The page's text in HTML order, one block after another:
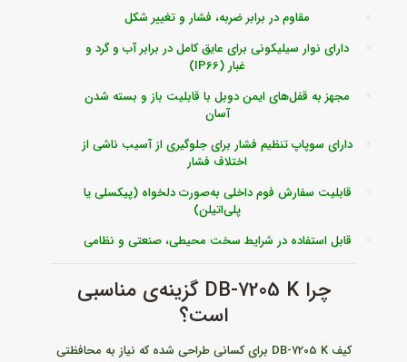
مقاوم در برابر ضربه، فشار و تغییر شکل
دارای نوار سیلیکونی برای عایق کامل در برابر آب و گرد و
غبار (IP66)
مجهز به قفل‌های ایمن دوبل با قابلیت باز و بسته شدن
آسان
دارای سوپاپ تنظیم فشار برای جلوگیری از آسیب ناشی از
اختلاف فشار
قابلیت سفارش فوم داخلی به‌صورت دلخواه (پیکسلی یا
پلی‌اتیلن)
قابل استفاده در شرایط سخت محیطی، صنعتی و نظامی
چرا DB-7205 K گزینه‌ی مناسبی
است؟
کیف DB-7205 K برای کسانی طراحی شده که نیاز به محافظتی